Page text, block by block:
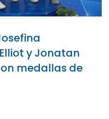
y Jonatan
medallas de